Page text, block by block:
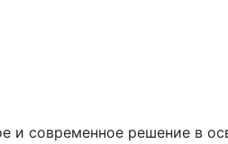
и современное решение в